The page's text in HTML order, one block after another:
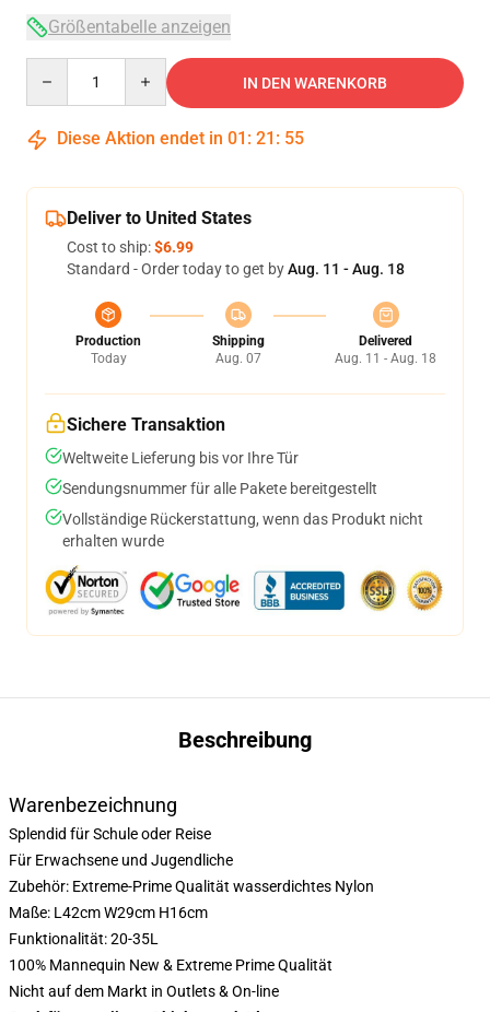
Größentabelle anzeigen
IN DEN WARENKORB
Diese Aktion endet in 01 : 21 : 54
Deliver to United States
Cost to ship:$6.99
Standard - Order today to get byAug. 11 - Aug. 18
Production
Today
Shipping
Aug. 07
Delivered
Aug. 11 - Aug. 18
Sichere Transaktion
Weltweite Lieferung bis vor Ihre Tür
Sendungsnummer für alle Pakete bereitgestellt
Vollständige Rückerstattung, wenn das Produkt nicht
erhalten wurde
Beschreibung
Warenbezeichnung
Splendid für Schule oder Reise
Für Erwachsene und Jugendliche
Zubehör: Extreme-Prime Qualität wasserdichtes Nylon
Maße: L42cm W29cm H16cm
Funktionalität: 20-35L
100% Mannequin New & Extreme Prime Qualität
Nicht auf dem Markt in Outlets & On-line